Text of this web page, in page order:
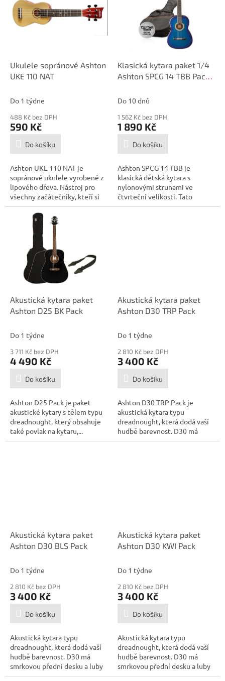
Ukulele sopránové Ashton
UKE 110 NAT
Do 1 týdne
488 Kč bez DPH
590 Kč
Do košíku
Ashton UKE 110 NAT je
sopránové ukulele vyrobené z
lipového dřeva. Nástroj pro
všechny začátečníky, kteří si
chtějí...
Klasická kytara paket 1/4
Ashton SPCG 14 TBB Pack
Do 10 dnů
1 562 Kč bez DPH
1 890 Kč
Do košíku
Ashton SPCG 14 TBB je
klasická dětská kytara s
nylonovými strunami ve
čtvrteční velikosti. Tato
velikost kytary...
Akustická kytara paket
Ashton D25 BK Pack
Do 1 týdne
3 711 Kč bez DPH
4 490 Kč
Do košíku
Ashton D25 Pack je paket
akustické kytary s tělem typu
dreadnought, který obsahuje
také povlak na kytaru,...
Akustická kytara paket
Ashton D30 TRP Pack
Do 1 týdne
2 810 Kč bez DPH
3 400 Kč
Do košíku
Ashton D30 TRP Pack je
akustická kytara typu
dreadnought, která dodá vaší
hudbě barevnost. D30 má
smrkovou přední...
Akustická kytara paket
Ashton D30 BLS Pack
Do 1 týdne
2 810 Kč bez DPH
3 400 Kč
Do košíku
Akustická kytara typu
dreadnought, která dodá vaší
hudbě barevnost. D30 má
smrkovou přední desku a luby
a zadní desku...
Akustická kytara paket
Ashton D30 KWI Pack
Do 1 týdne
2 810 Kč bez DPH
3 400 Kč
Do košíku
Akustická kytara typu
dreadnought, která dodá vaší
hudbě barevnost. D30 má
smrkovou přední desku a luby
a zadní desku...